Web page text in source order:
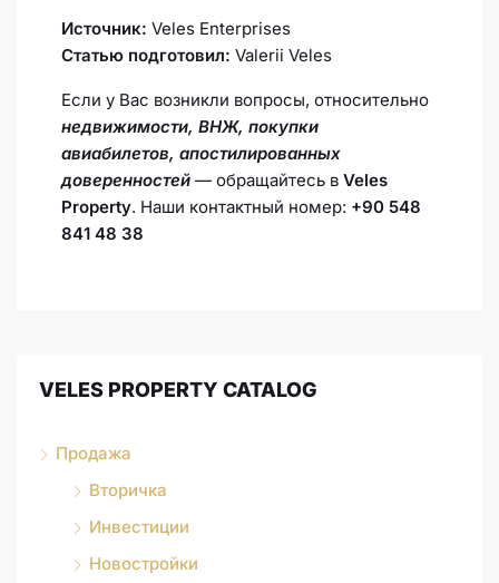
Источник: Veles Enterprises
Статью подготовил: Valerii Veles
Если у Вас возникли вопросы, относительно
недвижимости, ВНЖ, покупки
авиабилетов, апостилированных
доверенностей — обращайтесь в Veles
Property. Наши контактный номер: +90 548
841 48 38
VELES PROPERTY CATALOG
Продажа
Вторичка
Инвестиции
Новостройки